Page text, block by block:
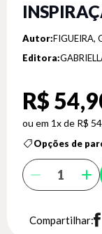
Autor:FIGUEIRA,
Editora:
R$
1x de R$
Opções de
Compartilhar: